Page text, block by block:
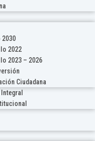
2030
2022
2023 – 2026
Ciudadana